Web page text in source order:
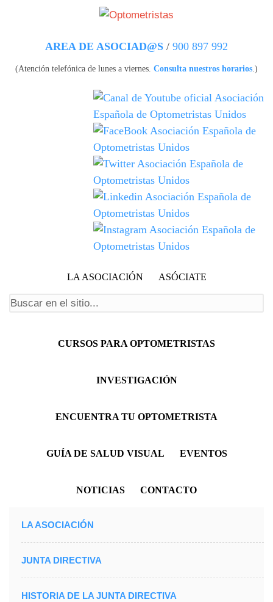
Pasar al contenido principal
AREA DE ASOCIAD@S / 900 897 992
(Atención telefónica de lunes a viernes. Consulta nuestros horarios.)
LA ASOCIACIÓN ASÓCIATE
Menú principal
CURSOS PARA OPTOMETRISTAS
INVESTIGACIÓN
ENCUENTRA TU OPTOMETRISTA
GUÍA DE SALUD VISUAL EVENTOS
NOTICIAS CONTACTO
LA ASOCIACIÓN
JUNTA DIRECTIVA
HISTORIA DE LA JUNTA DIRECTIVA